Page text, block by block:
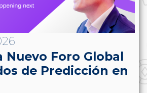
Nuevo Foro Global
de Predicción en